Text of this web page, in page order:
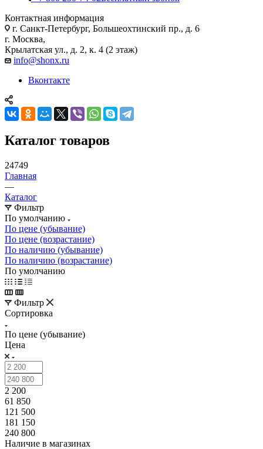
Контактная информация
г. Санкт-Петербург, Большеохтинский пр., д. 6
г. Москва,
Крылатская ул., д. 2, к. 4 (2 этаж)
info@shonx.ru
Вконтакте
Каталог товаров
24749
Главная
—
Каталог
Фильтр
По умолчанию
По цене (убывание)
По цене (возрастание)
По наличию (убывание)
По наличию (возрастание)
По умолчанию
Фильтр
Сортировка
По цене (убывание)
Цена
2 200
61 850
121 500
181 150
240 800
Наличие в магазинах